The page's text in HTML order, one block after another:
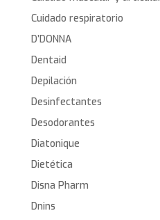
Cuidado respiratorio
D’DONNA
Dentaid
Depilación
Desinfectantes
Desodorantes
Diatonique
Dietética
Disna Pharm
Dnins